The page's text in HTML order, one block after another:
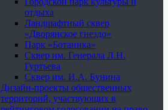
отдыха
Ландшафтный сквер
«Дворянское гнездо»
Парк «Ботаника»
Сквер им. Генерала Л.Н.
Гуртьева
Сквер им. И.А. Бунина
Дизайн-проекты общественных
территорий, участвующих в